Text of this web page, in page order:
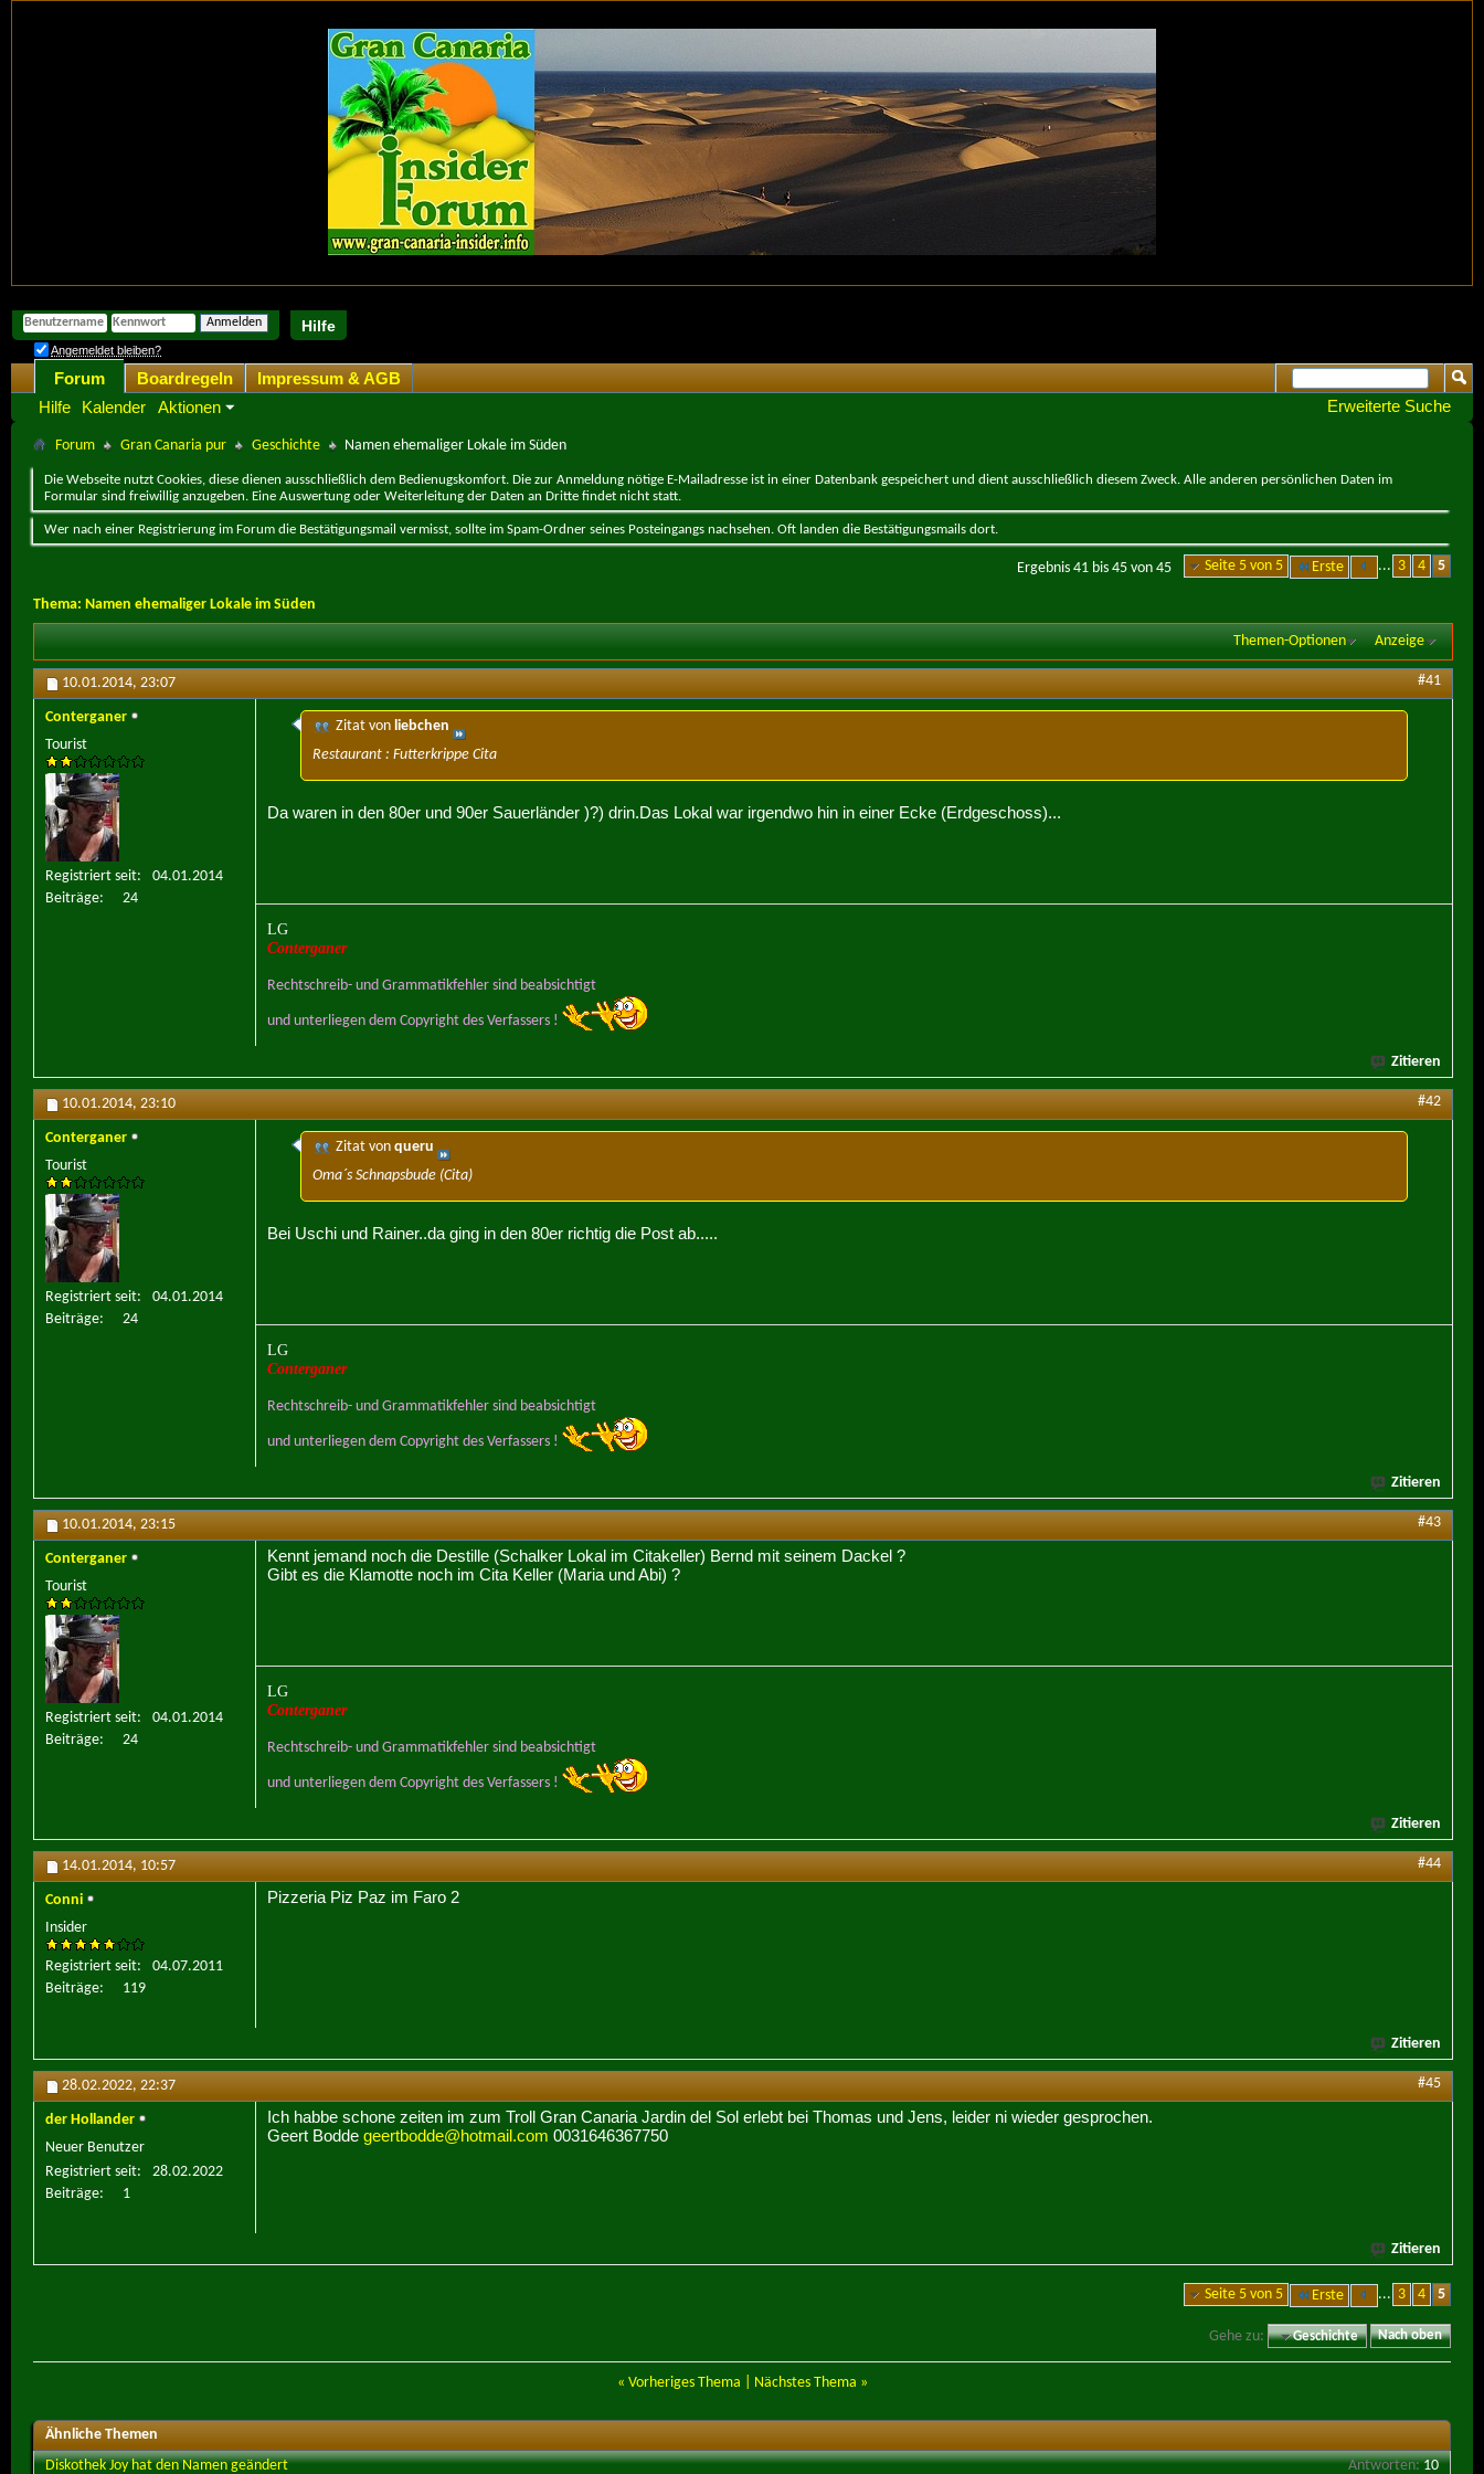
Hilfe
Angemeldet bleiben?
Forum
Hilfe
Kalender Aktionen
Boardregeln
Impressum & AGB
Erweiterte Suche
Forum Gran Canaria pur Geschichte Namen ehemaliger Lokale im Süden
Die Webseite nutzt Cookies, diese dienen ausschließlich dem Bedienugskomfort. Die zur Anmeldung nötige E-Mailadresse ist in einer Datenbank gespeichert und dient ausschließlich diesem Zweck. Alle anderen persönlichen Daten im
Formular sind freiwillig anzugeben. Eine Auswertung oder Weiterleitung der Daten an Dritte findet nicht statt.
Wer nach einer Registrierung im Forum die Bestätigungsmail vermisst, sollte im Spam-Ordner seines Posteingangs nachsehen. Oft landen die Bestätigungsmails dort.
Seite 5 von 5 Erste ... 3 4 5
Ergebnis 41 bis 45 von 45
Thema: Namen ehemaliger Lokale im Süden
Themen-Optionen Anzeige
10.01.2014, 23:07 #41
Conterganer
Tourist
Registriert seit
04.01.2014
Beiträge
24
Zitat von liebchen
Restaurant : Futterkrippe Cita
Da waren in den 80er und 90er Sauerländer )?) drin.Das Lokal war irgendwo hin in einer Ecke (Erdgeschoss)...
LG
Conterganer
Rechtschreib- und Grammatikfehler sind beabsichtigt
und unterliegen dem Copyright des Verfassers !
Zitieren
10.01.2014, 23:10 #42
Conterganer
Tourist
Registriert seit
04.01.2014
Beiträge
24
Zitat von queru
Oma´s Schnapsbude (Cita)
Bei Uschi und Rainer..da ging in den 80er richtig die Post ab.....
LG
Conterganer
Rechtschreib- und Grammatikfehler sind beabsichtigt
und unterliegen dem Copyright des Verfassers !
Zitieren
10.01.2014, 23:15 #43
Conterganer
Tourist
Registriert seit
04.01.2014
Beiträge
24
Kennt jemand noch die Destille (Schalker Lokal im Citakeller) Bernd mit seinem Dackel ?
Gibt es die Klamotte noch im Cita Keller (Maria und Abi) ?
LG
Conterganer
Rechtschreib- und Grammatikfehler sind beabsichtigt
und unterliegen dem Copyright des Verfassers !
Zitieren
14.01.2014, 10:57 #44
Conni
Insider
Registriert seit
04.07.2011
Beiträge
119
Pizzeria Piz Paz im Faro 2
Zitieren
28.02.2022, 22:37 #45
der Hollander
Neuer Benutzer
Registriert seit
28.02.2022
Beiträge
1
Ich habbe schone zeiten im zum Troll Gran Canaria Jardin del Sol erlebt bei Thomas und Jens, leider ni wieder gesprochen.
Geert Bodde geertbodde@hotmail.com 0031646367750
Zitieren
Seite 5 von 5 Erste ... 3 4 5
Gehe zu: Geschichte Nach oben
« Vorheriges Thema Nächstes Thema »
Ähnliche Themen
Diskothek Joy hat den Namen geändert
Antworten:10